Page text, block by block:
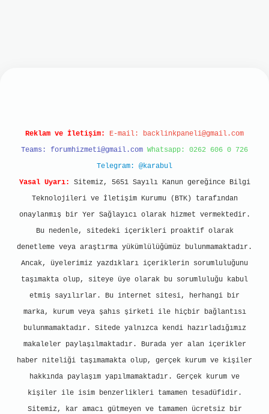
Reklam ve İletişim: E-mail: backlinkpaneli@gmail.com
Teams: forumhizmeti@gmail.com Whatsapp: 0262 606 0 726
Telegram: @karabul
Yasal Uyarı:
Sitemiz, 5651 Sayılı Kanun gereğince Bilgi
Teknolojileri ve İletişim Kurumu (BTK) tarafından
onaylanmış bir Yer Sağlayıcı olarak hizmet vermektedir.
Bu nedenle, sitedeki içerikleri proaktif olarak
denetleme veya araştırma yükümlülüğümüz bulunmamaktadır.
Ancak, üyelerimiz yazdıkları içeriklerin sorumluluğunu
taşımakta olup, siteye üye olarak bu sorumluluğu kabul
etmiş sayılırlar. Bu internet sitesi, herhangi bir
marka, kurum veya şahıs şirketi ile hiçbir bağlantısı
bulunmamaktadır. Sitede yalnızca kendi hazırladığımız
makaleler paylaşılmaktadır. Burada yer alan içerikler
haber niteliği taşımamakta olup, gerçek kurum ve kişiler
hakkında paylaşım yapılmamaktadır. Gerçek kurum ve
kişiler ile isim benzerlikleri tamamen tesadüfidir.
Sitemiz, kar amacı gütmeyen ve tamamen ücretsiz bir